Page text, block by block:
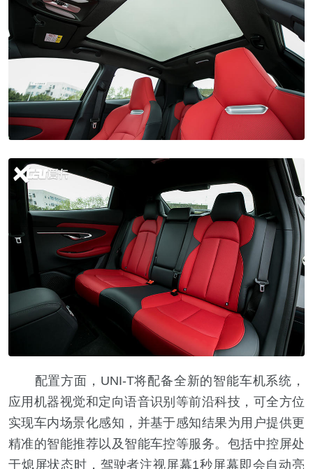
配置方面，UNI-T将配备全新的智能车机系统，
应用机器视觉和定向语音识别等前沿科技，可全方位
实现车内场景化感知，并基于感知结果为用户提供更
精准的智能推荐以及智能车控等服务。包括中控屏处
于熄屏状态时，驾驶者注视屏幕1秒屏幕即会自动亮